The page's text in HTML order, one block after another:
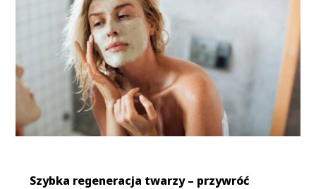
Szybka regeneracja twarzy – przywróć